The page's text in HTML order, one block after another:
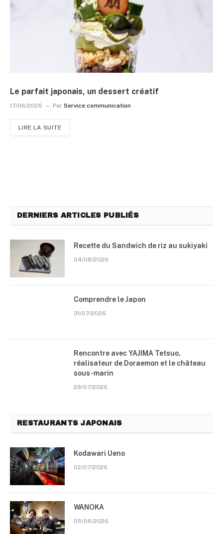
Le parfait japonais, un dessert créatif
17/06/2026 Par Service communication
LIRE LA SUITE
DERNIERS ARTICLES PUBLIÉS
Recette du Sandwich de riz au sukiyaki
04/08/2026
Comprendre le Japon
31/07/2026
Rencontre avec YAJIMA Tetsuo,
réalisateur de Doraemon et le château
sous-marin
29/07/2026
RESTAURANTS JAPONAIS
Kodawari Ueno
02/07/2026
WANOKA
05/06/2026